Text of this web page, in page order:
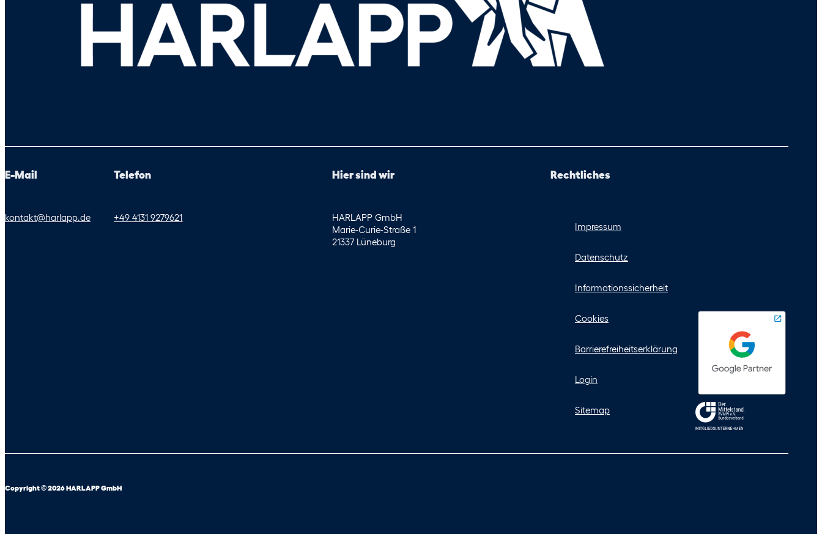
E-Mail
kontakt@harlapp.de
Telefon
+49 4131 9279621
Hier sind wir
HARLAPP GmbH
Marie-Curie-Straße 1
21337 Lüneburg
Rechtliches
Impressum
Datenschutz
Informationssicherheit$10.00
Cookies
Barrierefreiheitserklärung
Login
Sitemap
Copyright © 2026 HARLAPP GmbH